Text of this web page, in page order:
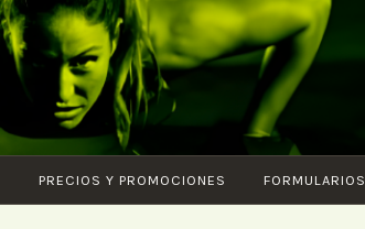
CENTRO DE
ENTRENAMIENTO
DEPORTIVO
ARUCAS
Piscina –
Fitness –
Entrenamiento
funcional –
Karate –
PRECIOS Y PROMOCIONES FORMULARIOS